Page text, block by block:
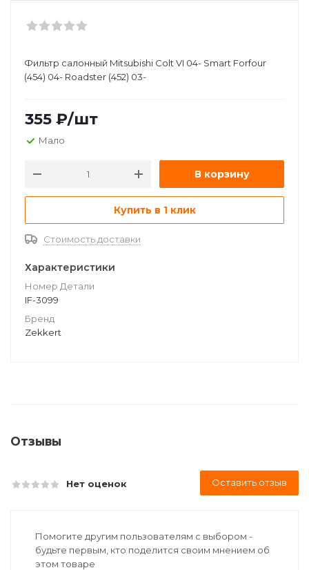
Фильтр салонный Mitsubishi Colt VI 04- Smart Forfour
(454) 04- Roadster (452) 03-
355 ₽/шт
Мало
В корзину
Купить в 1 клик
Стоимость доставки
Характеристики
Номер Детали
IF-3099
Бренд
Zekkert
Отзывы
Нет оценок Оставить отзыв
Помогите другим пользователям с выбором -
будьте первым, кто поделится своим мнением об
этом товаре